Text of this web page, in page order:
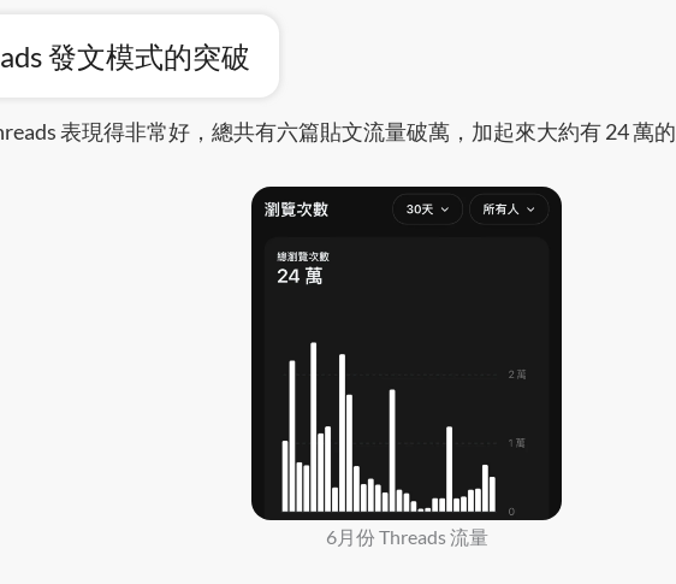
發文模式的突破
表現得非常好，總共有六篇貼文流量破萬，加起來大約有 24 萬
6月份 Threads 流量